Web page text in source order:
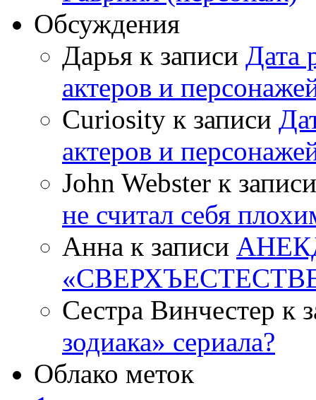
Обсуждения
Дарья к записи Дата
актеров и
Curiosity к записи
актеров и
John Webster к
не считал себя
Анна к записи
Сестра Винчестер к
зодиака» сериала?
Облако меток